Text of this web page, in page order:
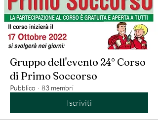
Gruppo dell'evento 24° Corso
di Primo Soccorso
Pubblico · 83 membri
Iscriviti